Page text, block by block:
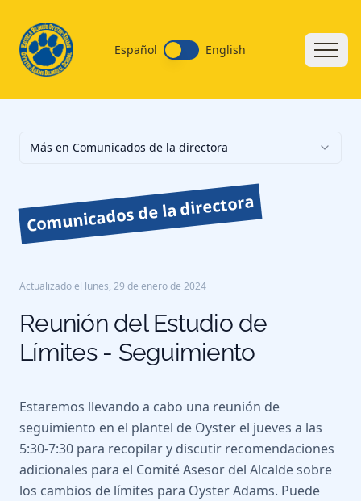
Español English
Más en Comunicados de la directora
Comunicados de la directora
Actualizado el lunes, 29 de enero de 2024
Reunión del Estudio de
Límites - Seguimiento
Estaremos llevando a cabo una reunión de
seguimiento en el plantel de Oyster el jueves a las
5:30-7:30 para recopilar y discutir recomendaciones
adicionales para el Comité Asesor del Alcalde sobre
los cambios de límites para Oyster Adams. Puede